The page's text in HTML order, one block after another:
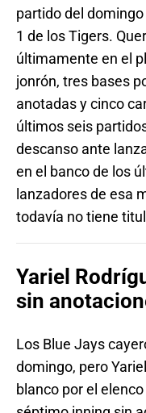
partido del
1 de los Tigers.
últimamente en el
jonrón, tres bases
anotadas y cinco
últimos seis
descanso ante
en el banco de los
lanzadores de esa
todavía no tiene
Yariel
sin
Los Blue Jays
domingo, pero
blanco por el